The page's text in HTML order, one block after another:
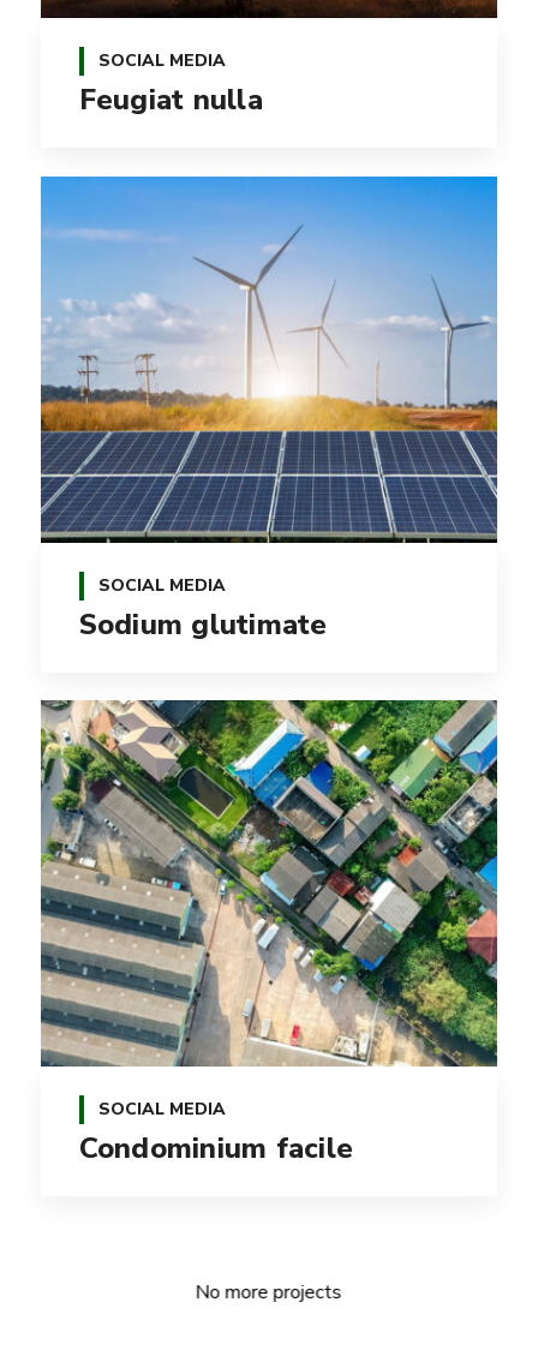
SOCIAL MEDIA
Feugiat nulla
SOCIAL MEDIA
Sodium glutimate
SOCIAL MEDIA
Condominium facile
No more projects